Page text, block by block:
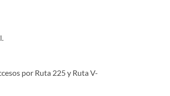
por Ruta 225 y Ruta V-